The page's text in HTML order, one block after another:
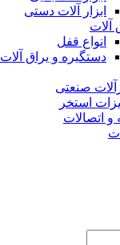
ابزار آلات دستی
آلات
انواع قفل
دستگیره و یراق آلات
صنعتی
استخر
و اتصالات